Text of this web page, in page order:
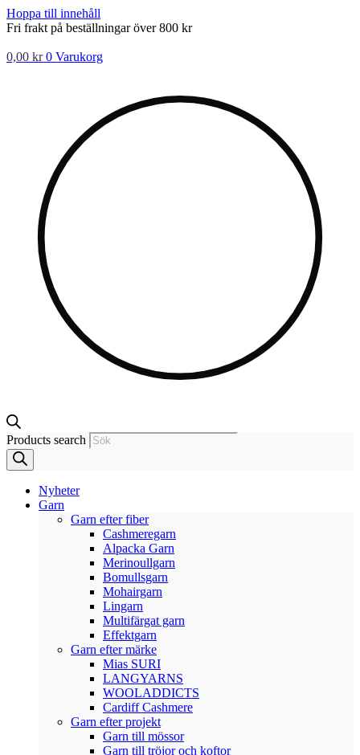
Hoppa till innehåll
Fri frakt på beställningar över 800 kr
0,00 kr 0 Varukorg
Products search
Nyheter
Garn
Garn efter fiber
Cashmeregarn
Alpacka Garn
Merinoullgarn
Bomullsgarn
Mohairgarn
Lingarn
Multifärgat garn
Effektgarn
Garn efter märke
Mias SURI
LANGYARNS
WOOLADDICTS
Cardiff Cashmere
Garn efter projekt
Garn till mössor
Garn till tröjor och koftor